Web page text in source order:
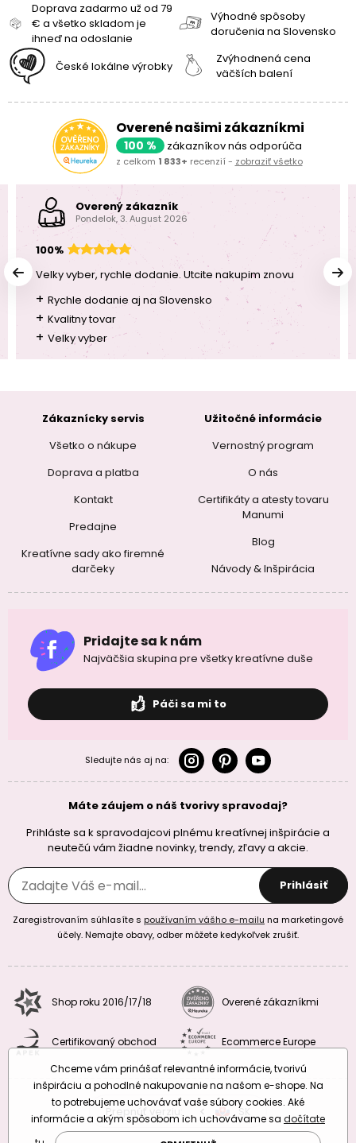
Doprava zadarmo už od 79
€ a všetko skladom je
ihneď na odoslanie
Výhodné spôsoby
doručenia na Slovensko
České lokálne výrobky
Zvýhodnená cena
väčších balení
Overené našimi zákazníkmi
100 % zákazníkov nás odporúča
z celkom 1 833+ recenzií - zobraziť všetko
Overený zákazník
Pondelok, 3. August 2026
100%
Velky vyber, rychle dodanie. Utcite nakupim znovu
+ Rychle dodanie aj na Slovensko
+ Kvalitny tovar
+ Velky vyber
Zákaznícky servis
Všetko o nákupe
Doprava a platba
Kontakt
Predajne
Kreatívne sady ako firemné
darčeky
Užitočné informácie
Vernostný program
O nás
Certifikáty a atesty tovaru
Manumi
Blog
Návody & Inšpirácia
Pridajte sa k nám
Najväčšia skupina pre všetky kreatívne duše
Páči sa mi to
Sledujte nás aj na:
Máte záujem o náš tvorivy spravodaj?
Prihláste sa k spravodajcovi plnému kreatívnej inšpirácie a
neutečú vám žiadne novinky, trendy, zľavy a akcie.
Prihlásiť
Zaregistrovaním súhlasíte s používaním vášho e-mailu na marketingové
účely. Nemajte obavy, odber môžete kedykoľvek zrušiť.
Shop roku 2016/17/18 Overené zákazníkmi
Certifikovaný obchod Ecommerce Europe
Prepnúť verziu: CZSK
Chceme vám prinášať relevantné informácie, tvorivú
inšpiráciu a pohodlné nakupovanie na našom e-shope. Na
to potrebujeme uchovávať vaše súbory cookies. Aké
informácie a akým spôsobom ich uchovávame sa dočítate